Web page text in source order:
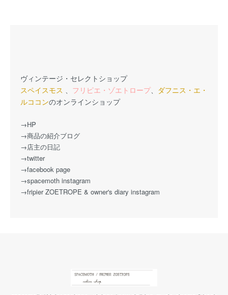
ヴィンテージ・セレクトショップ
スペイスモス 、 フリピエ・ゾエトロープ、 ダフニス・エ・
ルココンのオンラインショップ
→HP
→商品の紹介ブログ
→店主の日記
→twitter
→facebook page
→spacemoth instagram
→fripier ZOETROPE & owner's diary instagram